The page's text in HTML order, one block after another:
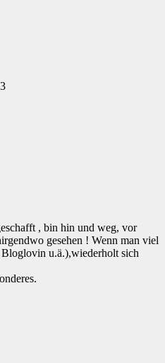
, bin hin und weg, vor
gesehen ! Wenn man viel
u.ä.),wiederholt sich